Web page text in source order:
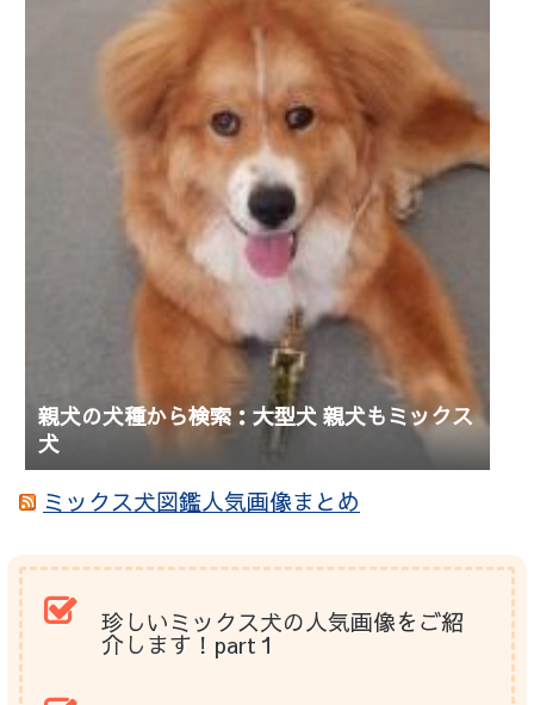
親犬の犬種から検索：大型犬 親犬もミックス
犬
ミックス犬図鑑人気画像まとめ
珍しいミックス犬の人気画像をご紹
介します！part１